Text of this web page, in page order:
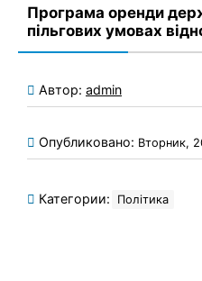
Програма оренди
пільгових умовах
Автор: admin
Опубликовано: Вторник,
Категории: Політика